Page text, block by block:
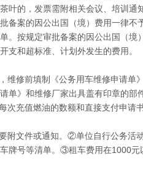
叶的，发票需附相关会议、培训通知
备案的因公出国（境）费用一律
。按规定审批备案的因公出国（境
支和超标准、计划外发生的费用。
修前填制《公务用车维修申请单
》和维修厂家出具盖有印章的部
次充值燃油的数额和直接支付申请
附文件或通知。②单位自行公务活
牌号等清单。③租车费用在1000